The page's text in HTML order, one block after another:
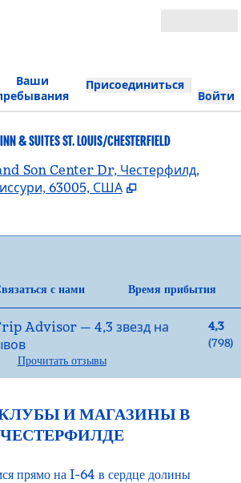
Ваши
Присоединиться
Войти
& SUITES ST. LOUIS/CHESTERFIELD
Son Center Dr, Честерфилд,
63005, США
с нами
Время прибытия
4,3
(798)
Прочитать отзывы
И МАГАЗИНЫ В
ЧЕСТЕРФИЛДЕ
прямо на I-64 в сердце долины